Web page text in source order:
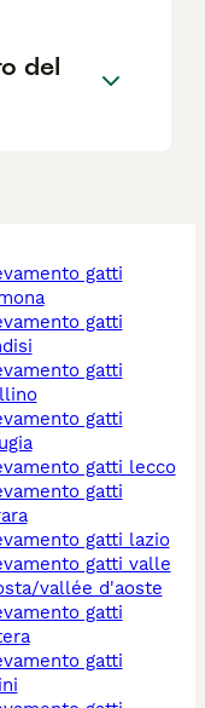
del
gatti lecco
gatti lazio
vallée d'aoste